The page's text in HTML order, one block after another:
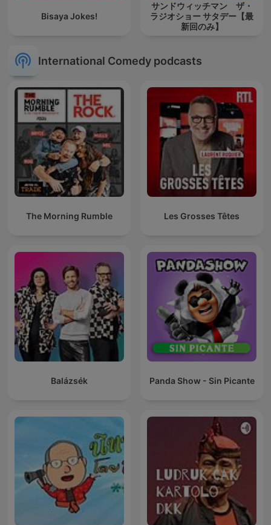
Bisaya Jokes!
サンドウィッチマン ザ・
ラジオショー サタデー【最
新回のみ】
International Comedy podcasts
The Morning Rumble Les Grosses Têtes
Balázsék Panda Show - Sin Picante